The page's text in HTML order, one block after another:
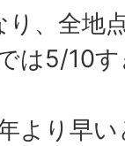
、全地
は5/10
より早